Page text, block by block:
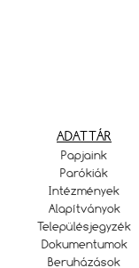
ADATTÁR
Papjaink
Parókiák
Intézmények
Alapítványok
Településjegyzék
Dokumentumok
Beruházások